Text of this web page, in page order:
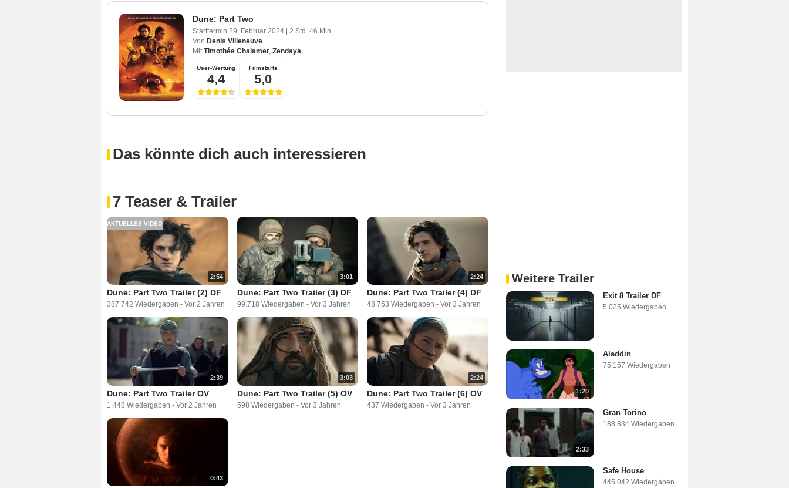
Dune: Part Two
Starttermin 29. Februar 2024
2 Std. 46 Min.
Von Denis Villeneuve
Mit Timothée Chalamet, Zendaya, Rebecca Ferguson
User-Wertung
4,4
Filmstarts
5,0
Das könnte dich auch interessieren
7 Teaser & Trailer
2:54
AKTUELLES VIDEO
Dune: Part Two Trailer (2) DF
387.742 Wiedergaben - Vor 2 Jahren
3:01
Dune: Part Two Trailer (3) DF
99.718 Wiedergaben - Vor 3 Jahren
2:24
Dune: Part Two Trailer (4) DF
48.753 Wiedergaben -Vor 3 Jahren
2:39
Dune: Part Two Trailer OV
1.448 Wiedergaben - Vor 2 Jahren
3:03
Dune: Part Two Trailer (5) OV
598 Wiedergaben - Vor 3 Jahren
2:24
Dune: Part Two Trailer (6) OV
437 Wiedergaben -Vor 3 Jahren
0:43
Weitere Trailer
Exit 8 Trailer DF
5.025 Wiedergaben
1:20
Aladdin
75.157 Wiedergaben
2:33
Gran Torino
188.834 Wiedergaben
Safe House
445.042 Wiedergaben